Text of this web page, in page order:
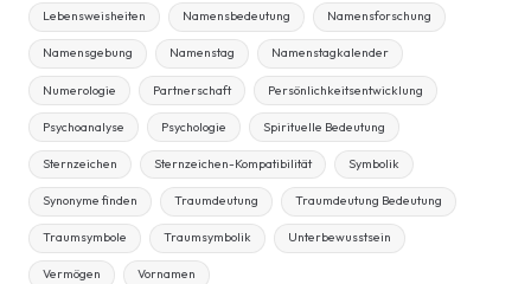
Lebensweisheiten Namensbedeutung Namensforschung
Namensgebung Namenstag Namenstagkalender
Numerologie Partnerschaft Persönlichkeitsentwicklung
Psychoanalyse Psychologie Spirituelle Bedeutung
Sternzeichen Sternzeichen-Kompatibilität Symbolik
Synonyme finden Traumdeutung Traumdeutung Bedeutung
Traumsymbole Traumsymbolik Unterbewusstsein
Vermögen Vornamen